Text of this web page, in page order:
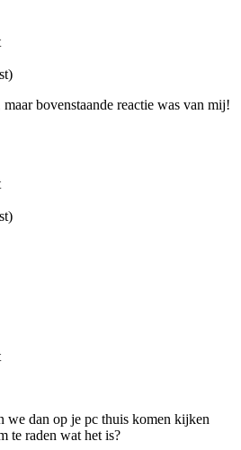
bovenstaande reactie was van mij!
we dan op je pc thuis komen kijken
te raden wat het is?